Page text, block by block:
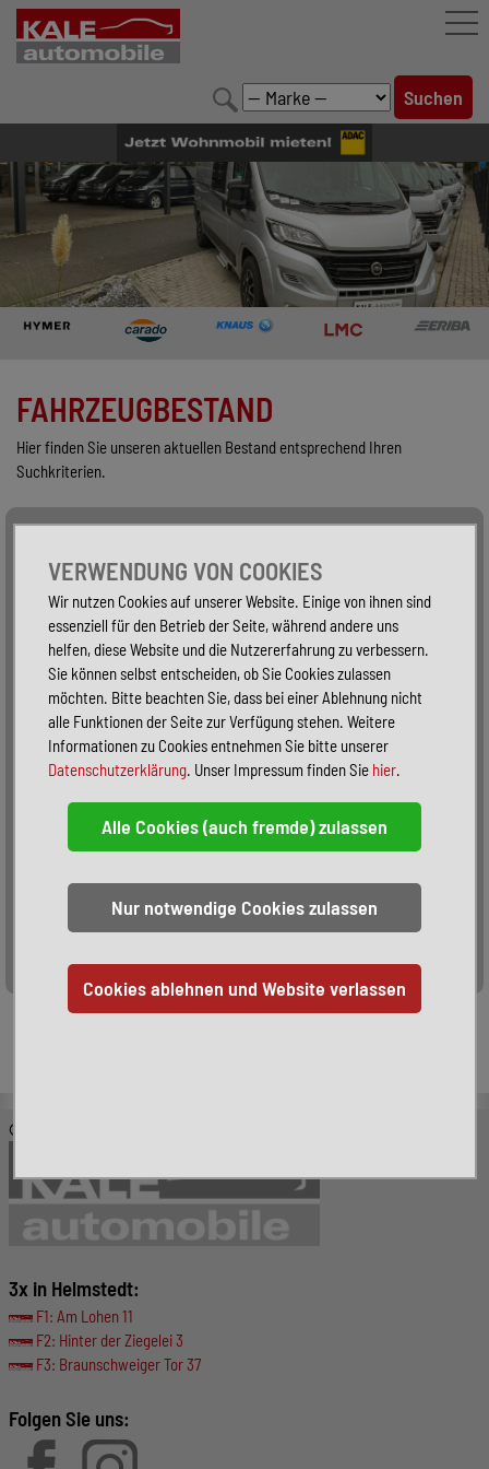
FAHRZEUGBESTAND
LEISTUNGEN
KONFIGURATOR
MARKENWELT
UNTERNEHMEN
FAHRZEUGBESTAND
Hier finden Sie unseren aktuellen Bestand entsprechend Ihren
Suchkriterien.
Alle Fahrzeuge
Sortieren:
© KALE-Automobile GmbH
3x in Helmstedt:
F1: Am Lohen 11
F2: Hinter der Ziegelei 3
F3: Braunschweiger Tor 37
Folgen Sie uns:
VERWENDUNG VON COOKIES
Wir nutzen Cookies auf unserer Website. Einige von ihnen sind
essenziell für den Betrieb der Seite, während andere uns
helfen, diese Website und die Nutzererfahrung zu verbessern.
Sie können selbst entscheiden, ob Sie Cookies zulassen
möchten. Bitte beachten Sie, dass bei einer Ablehnung nicht
alle Funktionen der Seite zur Verfügung stehen. Weitere
Informationen zu Cookies entnehmen Sie bitte unserer
Datenschutzerklärung. Unser Impressum finden Sie hier.